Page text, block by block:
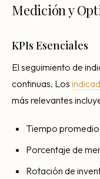
Medición y
KPIs Esenciales
El seguimiento de
continuas. Los
más relevantes
Tiempo
Porcentaje de
Rotación de